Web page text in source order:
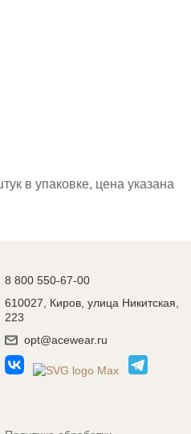
в упаковке, цена указана
8 800 550-67-00
610027, Киров, улица Никитская,
223
opt@acewear.ru